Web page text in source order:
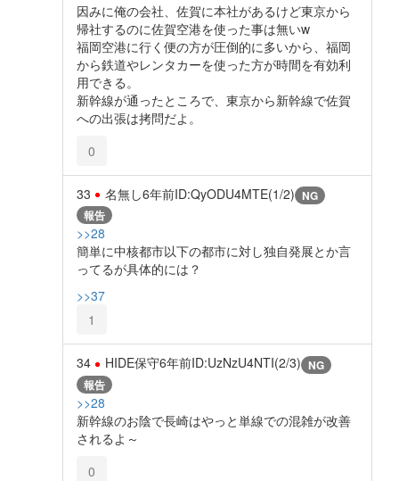
因みに俺の会社、佐賀に本社があるけど東京から
帰社するのに佐賀空港を使った事は無いw
福岡空港に行く便の方が圧倒的に多いから、福岡
から鉄道やレンタカーを使った方が時間を有効利
用できる。
新幹線が通ったところで、東京から新幹線で佐賀
への出張は拷問だよ。
0
33 名無し6年前ID:QyODU4MTE(1/2) NG
報告
>>28
簡単に中核都市以下の都市に対し独自発展とか言
ってるが具体的には？
>>37
1
34 HIDE保守6年前ID:UzNzU4NTI(2/3) NG
報告
>>28
新幹線のお陰で長崎はやっと単線での混雑が改善
されるよ～
0